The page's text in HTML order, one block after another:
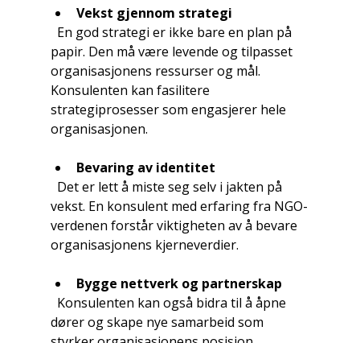
Vekst gjennom strategi
papir. Den må være levende og tilpasset
organisasjonens ressurser og mål.
Konsulenten kan fasilitere
strategiprosesser som engasjerer hele
organisasjonen.
Bevaring av identitet
vekst. En konsulent med erfaring fra NGO-
verdenen forstår viktigheten av å bevare
organisasjonens kjerneverdier.
Bygge nettverk og partnerskap
dører og skape nye samarbeid som